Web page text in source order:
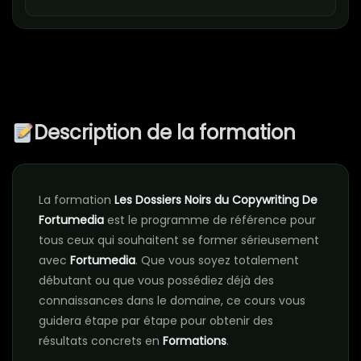
Description de la formation
La formation Les Dossiers Noirs du Copywriting De
Fortumedia est le programme de référence pour
tous ceux qui souhaitent se former sérieusement
avec Fortumedia. Que vous soyez totalement
débutant ou que vous possédiez déjà des
connaissances dans le domaine, ce cours vous
guidera étape par étape pour obtenir des
résultats concrets en Formations.